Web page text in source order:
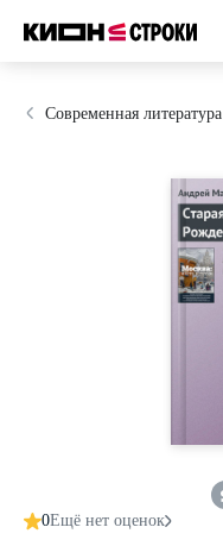
Современная литература
0Ещё нет оценок